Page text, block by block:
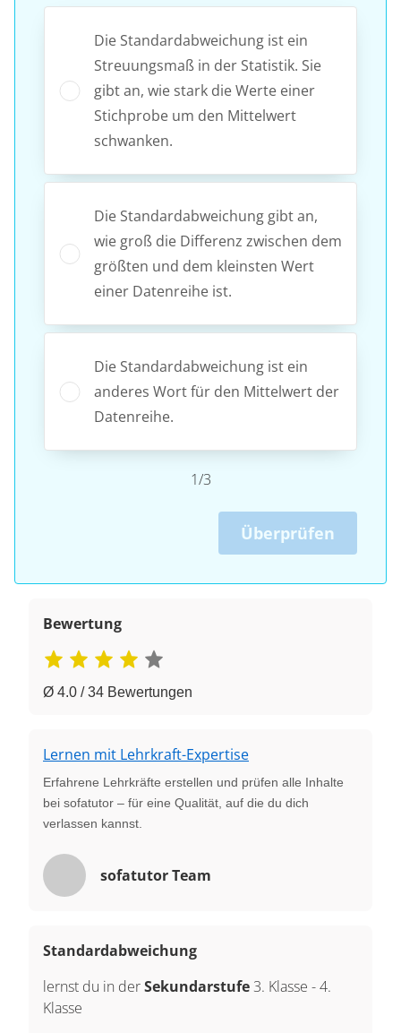
Die Standardabweichung ist ein
Streuungsmaß in der Statistik. Sie
gibt an, wie stark die Werte einer
Stichprobe um den Mittelwert
schwanken.
Die Standardabweichung gibt an,
wie groß die Differenz zwischen dem
größten und dem kleinsten Wert
einer Datenreihe ist.
Die Standardabweichung ist ein
anderes Wort für den Mittelwert der
Datenreihe.
1/3
Überprüfen
Bewertung
Ø 4.0 / 34 Bewertungen
Lernen mit Lehrkraft-Expertise
Erfahrene Lehrkräfte erstellen und prüfen alle Inhalte
bei sofatutor – für eine Qualität, auf die du dich
verlassen kannst.
sofatutor Team
Standardabweichung
lernst du in derSekundarstufe 3. Klasse -4.
Klasse